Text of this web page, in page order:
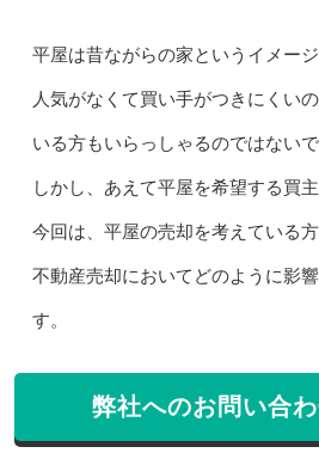
平屋は昔ながらの家というイメー
人気がなくて買い手がつきにくい
いる方もいらっしゃるのではないで
しかし、あえて平屋を希望する買主
今回は、平屋の売却を考えている
不動産売却においてどのように影
す。
弊社へのお問い合